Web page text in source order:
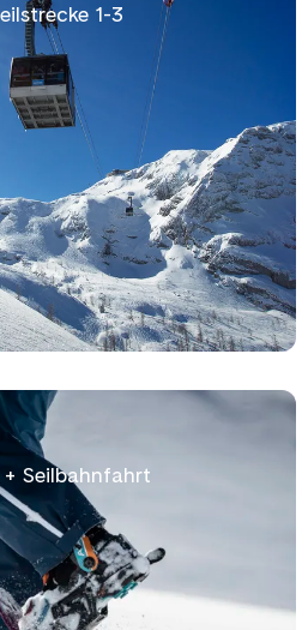
1-3
Seilbahnfahrt